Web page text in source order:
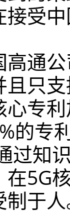
接受
公
只
心专
的专
过知
5G
制于